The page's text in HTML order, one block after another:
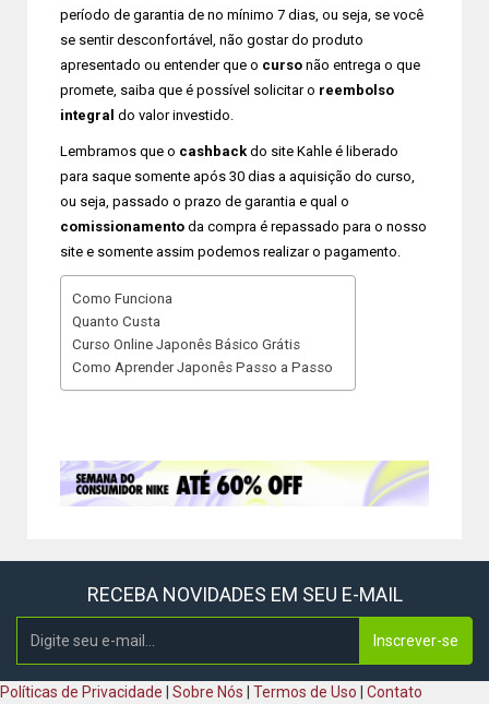
período de garantia de no mínimo 7 dias, ou seja, se você
se sentir desconfortável, não gostar do produto
apresentado ou entender que o curso não entrega o que
promete, saiba que é possível solicitar o reembolso
integral do valor investido.
Lembramos que o cashback do site Kahle é liberado
para saque somente após 30 dias a aquisição do curso,
ou seja, passado o prazo de garantia e qual o
comissionamento da compra é repassado para o nosso
site e somente assim podemos realizar o pagamento.
Como Funciona
Quanto Custa
Curso Online Japonês Básico Grátis
Como Aprender Japonês Passo a Passo
RECEBA NOVIDADES EM SEU E-MAIL
Inscrever-se
Políticas de Privacidade | Sobre Nós | Termos de Uso | Contato